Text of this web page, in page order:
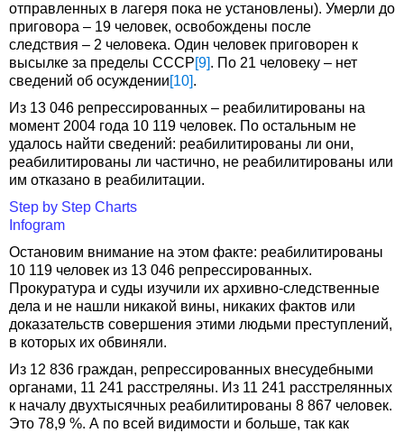
отправленных в лагеря пока не установлены). Умерли до
приговора – 19 человек, освобождены после
следствия – 2 человека. Один человек приговорен к
высылке за пределы СССР[9]. По 21 человеку – нет
сведений об осуждении[10].
Из 13 046 репрессированных – реабилитированы на
момент 2004 года 10 119 человек. По остальным не
удалось найти сведений: реабилитированы ли они,
реабилитированы ли частично, не реабилитированы или
им отказано в реабилитации.
Step by Step Charts
Infogram
Остановим внимание на этом факте: реабилитированы
10 119 человек из 13 046 репрессированных.
Прокуратура и суды изучили их архивно-следственные
дела и не нашли никакой вины, никаких фактов или
доказательств совершения этими людьми преступлений,
в которых их обвиняли.
Из 12 836 граждан, репрессированных внесудебными
органами, 11 241 расстреляны. Из 11 241 расстрелянных
к началу двухтысячных реабилитированы 8 867 человек.
Это 78,9 %. А по всей видимости и больше, так как